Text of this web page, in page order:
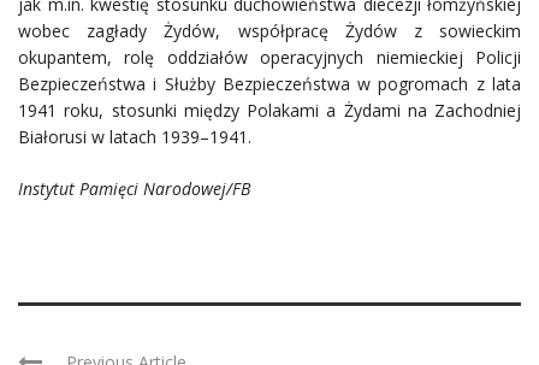
jak m.in. kwestię stosunku duchowieństwa diecezji łomżyńskiej
wobec zagłady Żydów, współpracę Żydów z sowieckim
okupantem, rolę oddziałów operacyjnych niemieckiej Policji
Bezpieczeństwa i Służby Bezpieczeństwa w pogromach z lata
1941 roku, stosunki między Polakami a Żydami na Zachodniej
Białorusi w latach 1939–1941.
Instytut Pamięci Narodowej/FB